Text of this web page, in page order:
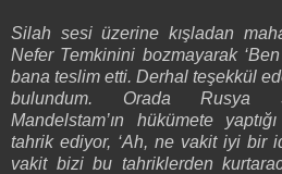
Silah sesi üzerine kışladan
Nefer Temkinini bozmayarak
bana teslim etti. Derhal teşekkül
bulundum. Orada Rusya
Mandelstam’ın hükümete
tahrik ediyor, ‘Ah, ne vakit iyi bir
vakit bizi bu tahriklerden